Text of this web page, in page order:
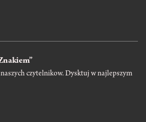
naszych czytelnikow. Dysktuj w najlepszym